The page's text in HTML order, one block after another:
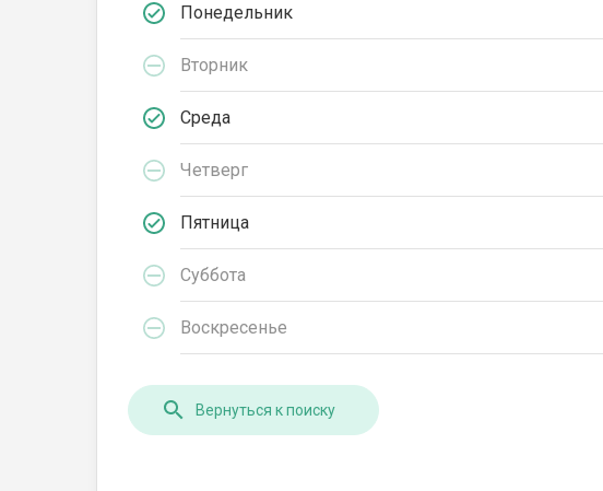
Понедельник
Вторник
Среда
Четверг
Пятница
Суббота
Воскресенье
Вернуться к поиску